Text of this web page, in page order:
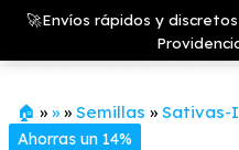
Saltar
contenido
🚀Envíos rápidos y
🏠 » » » Semillas » Sativas-
Ahorras un 14%